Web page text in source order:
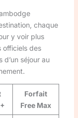
chaque
y voir plus
officiels des
séjour au
Forfait
Free Max